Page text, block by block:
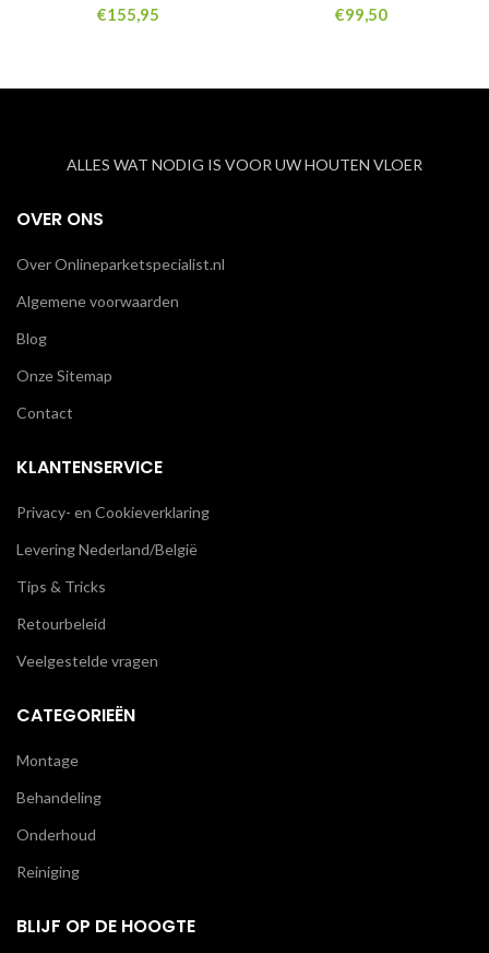
€155,95 €99,50
ALLES WAT NODIG IS VOOR UW HOUTEN VLOER
OVER ONS
Over Onlineparketspecialist.nl
Algemene voorwaarden
Blog
Onze Sitemap
Contact
KLANTENSERVICE
Privacy- en Cookieverklaring
Levering Nederland/België
Tips & Tricks
Retourbeleid
Veelgestelde vragen
CATEGORIEËN
Montage
Behandeling
Onderhoud
Reiniging
BLIJF OP DE HOOGTE